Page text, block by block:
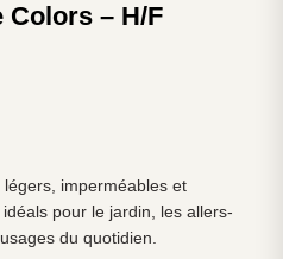
Colors – H/F
imperméables et
pour le jardin, les allers-
du quotidien.